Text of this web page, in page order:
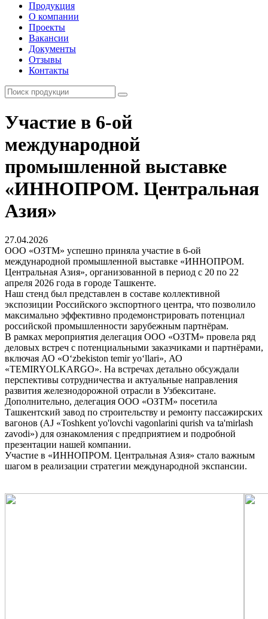
Продукция
О компании
Проекты
Вакансии
Документы
Отзывы
Контакты
Участие в 6-ой
международной
промышленной выставке
«ИННОПРОМ. Центральная
Азия»
27.04.2026
ООО «ОЗТМ» успешно приняла участие в 6-ой
международной промышленной выставке «ИННОПРОМ.
Центральная Азия», организованной в период с 20 по 22
апреля 2026 года в городе Ташкенте.
Наш стенд был представлен в составе коллективной
экспозиции Российского экспортного центра, что позволило
максимально эффективно продемонстрировать потенциал
российской промышленности зарубежным партнёрам.
В рамках мероприятия делегация ООО «ОЗТМ» провела ряд
деловых встреч с потенциальными заказчиками и партнёрами,
включая АО «O‘zbekiston temir yo‘llari», АО
«TEMIRYOLKARGO». На встречах детально обсуждали
перспективы сотрудничества и актуальные направления
развития железнодорожной отрасли в Узбекситане.
Дополнительно, делегация ООО «ОЗТМ» посетила
Ташкентский завод по строительству и ремонту пассажирских
вагонов (AJ «Toshkent yo'lovchi vagonlarini qurish va ta'mirlash
zavodi») для ознакомления с предприятием и подробной
презентации нашей компании.
Участие в «ИННОПРОМ. Центральная Азия» стало важным
шагом в реализации стратегии международной экспансии.